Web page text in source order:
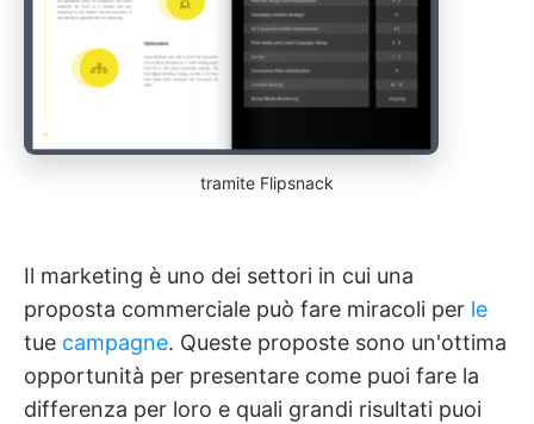
tramite Flipsnack
Il marketing è uno dei settori in cui una
proposta commerciale può fare miracoli per le
tue campagne. Queste proposte sono un'ottima
opportunità per presentare come puoi fare la
differenza per loro e quali grandi risultati puoi